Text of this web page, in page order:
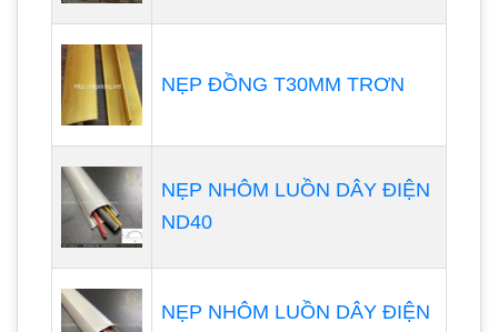
NẸP ĐỒNG T30MM TRƠN
NẸP NHÔM LUỒN DÂY ĐIỆN
ND40
NẸP NHÔM LUỒN DÂY ĐIỆN